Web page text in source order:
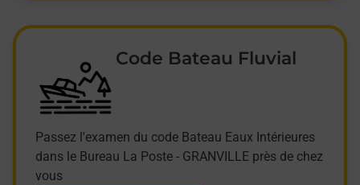
Code Bateau Fluvial
Passez l'examen du code Bateau Eaux Intérieures
dans le Bureau La Poste - GRANVILLE près de chez
vous